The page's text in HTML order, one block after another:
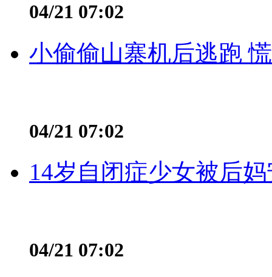
04/21 07:02
小偷偷山寨机后逃跑
04/21 07:02
14岁自闭症少女被后
04/21 07:02